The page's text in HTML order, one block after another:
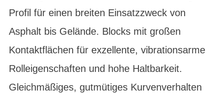
Profil für einen breiten Einsatzzweck von
Asphalt bis Gelände. Blocks mit großen
Kontaktflächen für exzellente, vibrationsarme
Rolleigenschaften und hohe Haltbarkeit.
Gleichmäßiges, gutmütiges Kurvenverhalten